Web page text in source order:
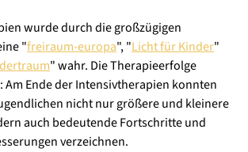
wurde durch die großzügigen
"freiraum-europa", "Licht für Kinder"
" wahr. Die Therapieerfolge
Am Ende der Intensivtherapien konnten
nicht nur größere und kleinere
auch bedeutende Fortschritte und
verzeichnen.